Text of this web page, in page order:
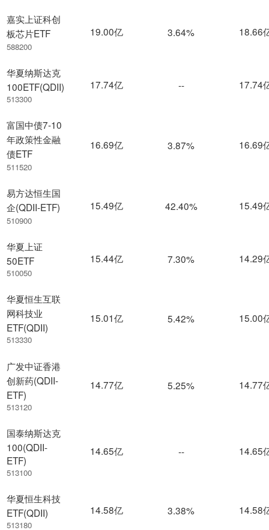
嘉实上证科创
板芯片ETF
588200
华夏纳斯达克
100ETF(QDII)
513300
富国中债7-10
年政策性金融
债ETF
511520
易方达恒生国
企(QDII-ETF)
510900
华夏上证
50ETF
510050
华夏恒生互联
网科技业
ETF(QDII)
513330
广发中证香港
创新药(QDII-
ETF)
513120
国泰纳斯达克
100(QDII-
ETF)
513100
华夏恒生科技
ETF(QDII)
513180
19.00亿 3.64% 18.66
17.74亿 -- 17.74
16.69亿 3.87% 16.69
15.49亿 42.40% 15.49
15.44亿 7.30% 14.29
15.01亿 5.42% 15.00
14.77亿 5.25% 14.77
14.65亿 -- 14.65
14.58亿 3.38% 14.58